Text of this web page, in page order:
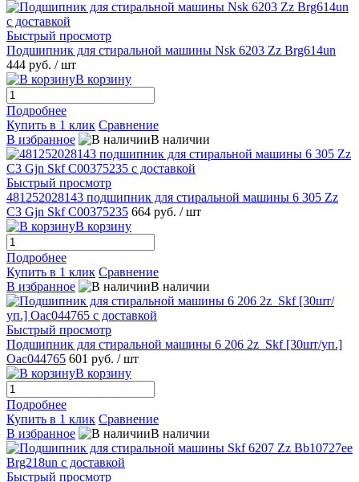
Быстрый просмотр
Подшипник для стиральной машины Nsk 6203 Zz Brg614un
444 руб. / шт
В корзину
Подробнее
Купить в 1 клик Сравнение
В избранное
В наличии
Быстрый просмотр
481252028143 подшипник для стиральной машины 6 305 Zz
C3 Gjn Skf C00375235 664 руб. / шт
В корзину
Подробнее
Купить в 1 клик Сравнение
В избранное
В наличии
Быстрый просмотр
Подшипник для стиральной машины 6 206 2z_Skf [30шт/уп.]
Oac044765 601 руб. / шт
В корзину
Подробнее
Купить в 1 клик Сравнение
В избранное
В наличии
Быстрый просмотр